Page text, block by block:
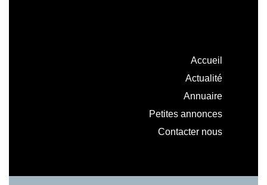
Accueil
Actualité
Annuaire
Petites annonces
Contacter nous